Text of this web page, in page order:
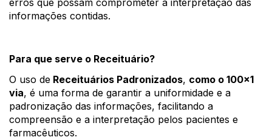
erros que possam comprometer a interpretação das
informações contidas.
Para que serve o Receituário?
O uso de Receituários Padronizados, como o 100x1
via, é uma forma de garantir a uniformidade e a
padronização das informações, facilitando a
compreensão e a interpretação pelos pacientes e
farmacêuticos.